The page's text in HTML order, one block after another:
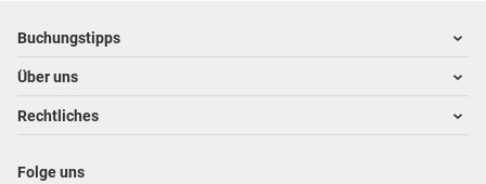
Footer navigation
Buchungstipps
Warum im Reisebüro buchen
Hoteltipps
Reisewelten
Über uns
Kontakt
Rechtliches
Folge uns